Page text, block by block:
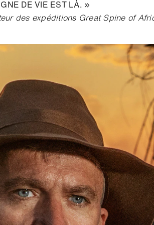
DE VIE EST LÀ. »
des expéditions Great Spine of